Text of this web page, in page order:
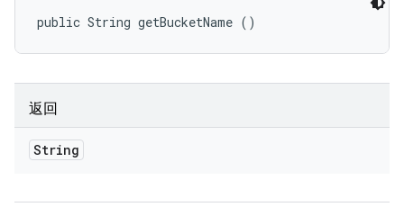
public String getBucketName ()
返回
String